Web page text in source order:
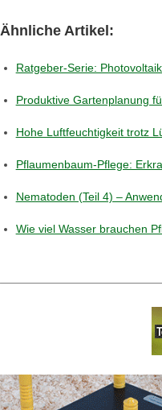
Ähnliche Artikel:
Ratgeber-Serie:
Produktive Gartenplanung
Hohe Luftfeuchtigkeit trotz
Pflaumenbaum-Pflege:
Nematoden (Teil 4) –
Wie viel Wasser brauchen